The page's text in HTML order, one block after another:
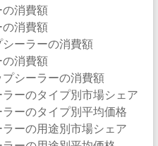
の消費額
の消費額
シーラーの消費額
の消費額
プシーラーの消費額
ーのタイプ別市場シェア
ーのタイプ別平均価格
ーの用途別市場シェア